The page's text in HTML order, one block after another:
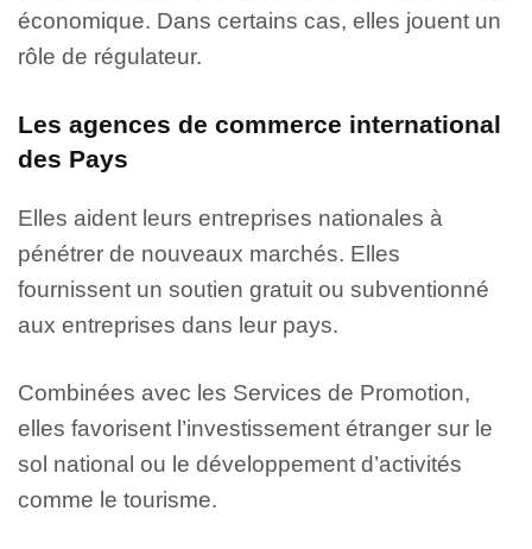
économique. Dans certains cas, elles jouent un
rôle de régulateur.
Les agences de commerce international
des Pays
Elles aident leurs entreprises nationales à
pénétrer de nouveaux marchés. Elles
fournissent un soutien gratuit ou subventionné
aux entreprises dans leur pays.
Combinées avec les Services de Promotion,
elles favorisent l’investissement étranger sur le
sol national ou le développement d’activités
comme le tourisme.